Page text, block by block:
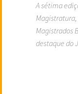
A sétima
Magistratura,
Magistrados
destaque do